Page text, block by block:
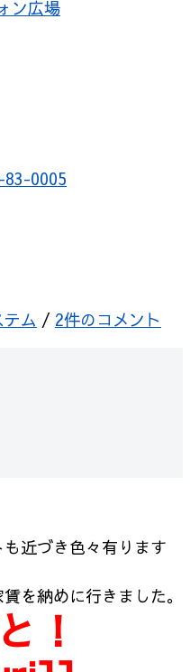
ン広場
83-0005
ム / 2件のコメント
近づき色々有ります
を納めに行きました。
！